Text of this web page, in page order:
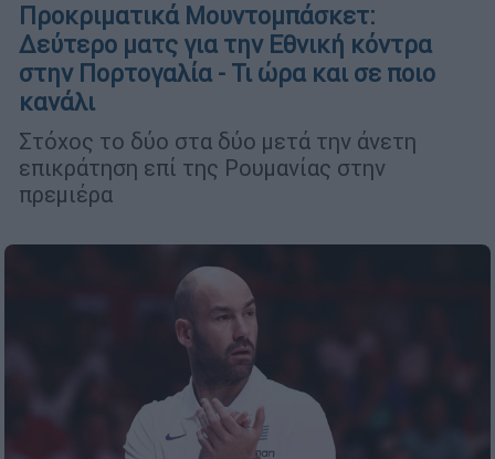
Προκριματικά Μουντομπάσκετ:
Δεύτερο ματς για την Εθνική κόντρα
στην Πορτογαλία - Τι ώρα και σε ποιο
κανάλι
Στόχος το δύο στα δύο μετά την άνετη
επικράτηση επί της Ρουμανίας στην
πρεμιέρα